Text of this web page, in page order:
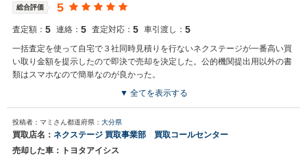
総合評価 5
査定額： 5 連絡： 5 査定対応： 5 車引渡し： 5
一括査定を使って自宅で３社同時見積りを行ないネクステージが一番高い買
い取り金額を提示したので即決で売却を決定した。公的機関提出用以外の書
類はスマホなので簡単なのが良かった。
買取店からの返信
お世話になっております。 株式会社ネクステージでございます。 この
度はネクステージをご利用いただきまして誠にありがとうございまし
た。 今後もご満足いただけるよう精進してまいります。 スタッフ一
▼ 全てを表示する
投稿者：マミさん都道府県： 大分県
買取店名： ネクステージ 買取事業部 買取コールセンター
売却した車：トヨタアイシス